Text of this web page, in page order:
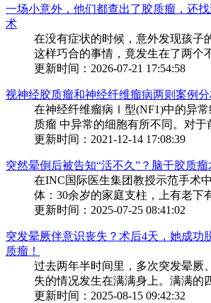
一场小意外，他们都查出了胶质瘤，还
术
在没有症状的时候，意外发现孩子
这样巧合的事情，竟发生在了两个
更新时间：2026-07-21 17:54:58
视神经胶质瘤和神经纤维瘤病两则案例
在神经纤维瘤病Ⅰ型(NF1)中的异
质瘤 中异常的细胞有所不同。对于
更新时间：2021-12-14 17:08:39
突然晕倒后被告知“活不久”？脑干胶质
在INC国际医生集团教授示范手术
体：30余岁的家庭支柱，上有老下
更新时间：2025-07-25 08:41:02
突发晕厥伴意识丧失？术后4天，她成功
质瘤！
过去两年半时间里，多次突发晕厥
失的情况发生在满满身上。满满的
更新时间：2025-08-15 09:42:32